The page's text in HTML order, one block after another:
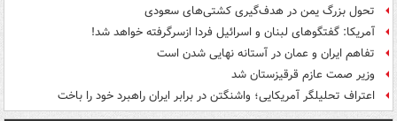
تحول بزرگ یمن در هدف‌گیری کشتی‌های سعودی
آمریکا: گفتگوهای لبنان و اسرائیل فردا ازسرگرفته خواهد شد!
تفاهم ایران و عمان در آستانه نهایی شدن است
وزیر صمت عازم قرقیزستان شد
اعتراف تحلیلگر آمریکایی؛ واشنگتن در برابر ایران راهبرد خود را باخت